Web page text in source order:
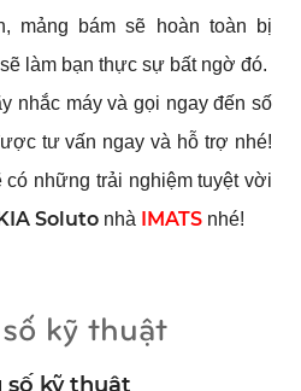
mảng bám sẽ hoàn toàn bị
làm bạn thực sự bất ngờ đó.
nhắc máy và gọi ngay đến số
tư vấn ngay và hỗ trợ nhé!
những trải nghiệm tuyệt vời
Soluto nhà IMATS nhé!
kỹ thuật
số kỹ thuật